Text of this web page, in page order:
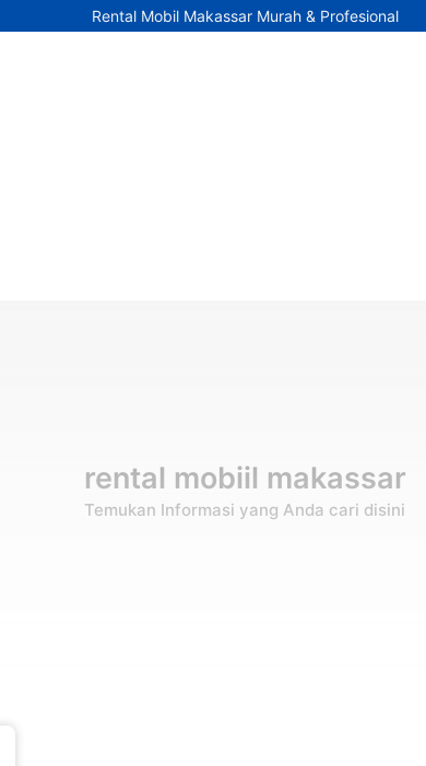
Rental Mobil Makassar Murah & Profesional
rental mobiil makassar
Temukan Informasi yang Anda cari disini